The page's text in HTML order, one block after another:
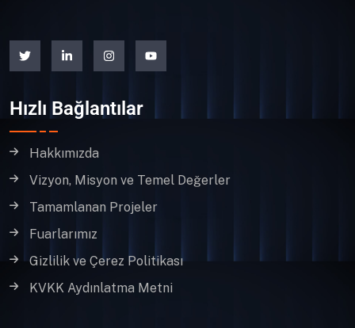
Hızlı Bağlantılar
Hakkımızda
Vizyon, Misyon ve Temel Değerler
Tamamlanan Projeler
Fuarlarımız
Gizlilik ve Çerez Politikası
KVKK Aydınlatma Metni